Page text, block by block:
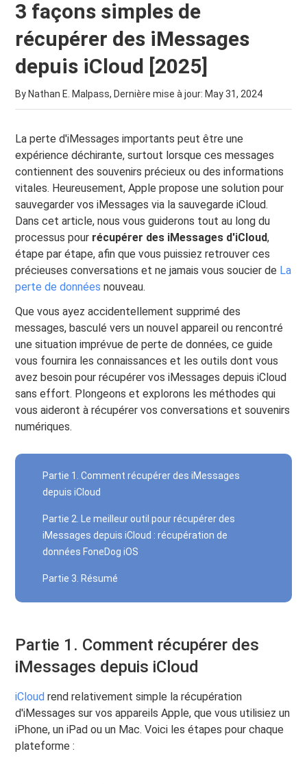
3 façons simples de
récupérer des iMessages
depuis iCloud [2025]
By Nathan E. Malpass, Dernière mise à jour: May 31, 2024
La perte d'iMessages importants peut être une
expérience déchirante, surtout lorsque ces messages
contiennent des souvenirs précieux ou des informations
vitales. Heureusement, Apple propose une solution pour
sauvegarder vos iMessages via la sauvegarde iCloud.
Dans cet article, nous vous guiderons tout au long du
processus pour récupérer des iMessages d'iCloud,
étape par étape, afin que vous puissiez retrouver ces
précieuses conversations et ne jamais vous soucier de La
perte de données nouveau.
Que vous ayez accidentellement supprimé des
messages, basculé vers un nouvel appareil ou rencontré
une situation imprévue de perte de données, ce guide
vous fournira les connaissances et les outils dont vous
avez besoin pour récupérer vos iMessages depuis iCloud
sans effort. Plongeons et explorons les méthodes qui
vous aideront à récupérer vos conversations et souvenirs
numériques.
Partie 1. Comment récupérer des iMessages
depuis iCloud
Partie 2. Le meilleur outil pour récupérer des
iMessages depuis iCloud : récupération de
données FoneDog iOS
Partie 3. Résumé
Partie 1. Comment récupérer des
iMessages depuis iCloud
iCloud rend relativement simple la récupération
d'iMessages sur vos appareils Apple, que vous utilisiez un
iPhone, un iPad ou un Mac. Voici les étapes pour chaque
plateforme :